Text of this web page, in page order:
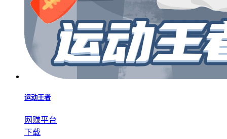
运动王者
网赚平台
下载